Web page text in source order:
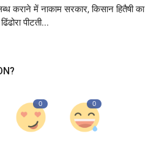
कराने में नाकाम सरकार, किसान हितैषी का
ढिंढोरा पीटती...
0 0